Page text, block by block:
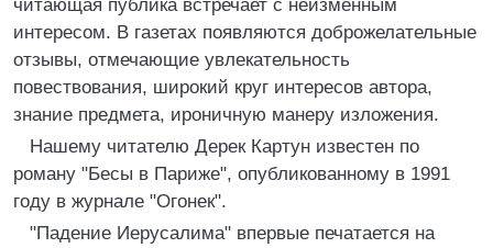
читающая публика встречает с неизменным
интересом. В газетах появляются доброжелательные
отзывы, отмечающие увлекательность
повествования, широкий круг интересов автора,
знание предмета, ироничную манеру изложения.
Нашему читателю Дерек Картун известен по
роману "Бесы в Париже", опубликованному в 1991
году в журнале "Огонек".
"Падение Иерусалима" впервые печатается на